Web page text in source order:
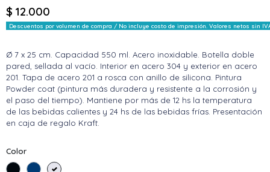
$ 12.000
Descuentos por volumen de compra / No incluye costo de impresión. Valores netos sin
Ø 7 x 25 cm. Capacidad 550 ml. Acero inoxidable. Botella doble
pared, sellada al vacío. Interior en acero 304 y exterior en acero
201. Tapa de acero 201 a rosca con anillo de silicona. Pintura
Powder coat (pintura más duradera y resistente a la corrosión y
el paso del tiempo). Mantiene por más de 12 hs la temperatura
de las bebidas calientes y 24 hs de las bebidas frías. Presentación
en caja de regalo Kraft.
Color
NegroAzul Blanco